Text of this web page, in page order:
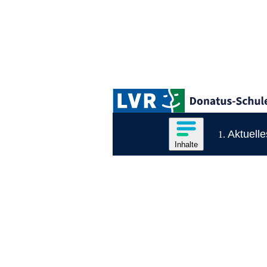
Logo der LVR-Donatus-Schule
Hauptnavigation
Inhalte des Menüs anzeigen
Inhalte